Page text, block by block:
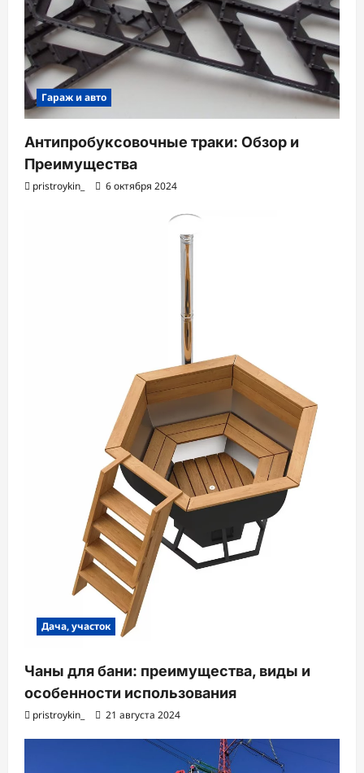
Гараж и авто
Антипробуксовочные траки: Обзор и
Преимущества
pristroykin_ 6 октября 2024
Дача, участок
Чаны для бани: преимущества, виды и
особенности использования
pristroykin_ 21 августа 2024